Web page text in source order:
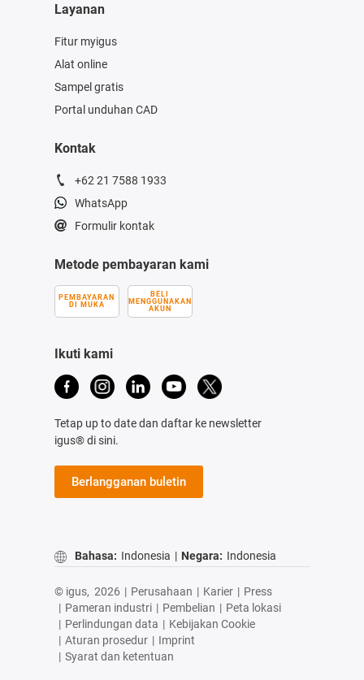
Layanan
Fitur myigus
Alat online
Sampel gratis
Portal unduhan CAD
Kontak
+62 21 7588 1933
WhatsApp
Formulir kontak
Metode pembayaran kami
PEMBAYARAN
DI MUKA
BELI
MENGGUNAKAN
AKUN
Ikuti kami
Tetap up to date dan daftar ke newsletter
igus® di sini.
Berlangganan buletin
Bahasa: Indonesia | Negara: Indonesia
© igus, 2026 | Perusahaan | Karier | Press
| Pameran industri | Pembelian | Peta lokasi
| Perlindungan data | Kebijakan Cookie
| Aturan prosedur | Imprint
| Syarat dan ketentuan